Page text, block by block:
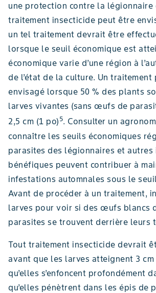
une protection contre la légionnaire
traitement insecticide peut être
un tel traitement devrait être
lorsque le seuil économique est
économique varie d’une région à
de l’état de la culture. Un traitement
envisagé lorsque 50 % des plants
larves vivantes (sans œufs de
2,5 cm (1 po)5. Consulter un
connaître les seuils économiques
parasites des légionnaires et autres
bénéfiques peuvent contribuer à
infestations automnales sous le
Avant de procéder à un traitement,
larves pour voir si des œufs blancs
parasites se trouvent derrière leurs
Tout traitement insecticide devrait
avant que les larves atteignent 3 cm
qu’elles s’enfoncent profondément
qu’elles pénètrent dans les épis de